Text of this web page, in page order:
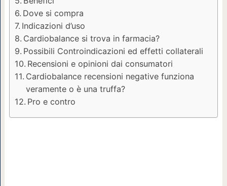
Dove si compra
Indicazioni d’uso
Cardiobalance si trova in farmacia?
Possibili Controindicazioni ed effetti collaterali
Recensioni e opinioni dai consumatori
Cardiobalance recensioni negative funziona
veramente o è una truffa?
Pro e contro